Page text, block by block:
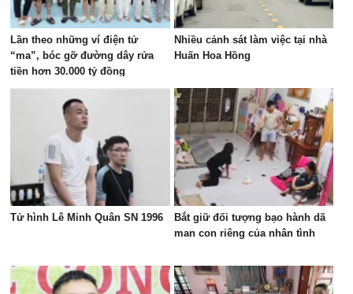
Lần theo những ví điện tử
“ma”, bóc gỡ đường dây rửa
tiền hơn 30.000 tỷ đồng
Nhiều cảnh sát làm việc tại nhà
Huấn Hoa Hồng
Tử hình Lê Minh Quân SN 1996
Bắt giữ đối tượng bạo hành dã
man con riêng của nhân tình